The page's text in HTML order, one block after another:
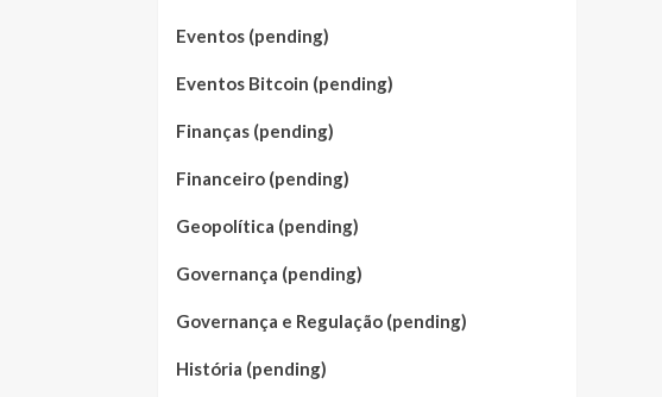
Eventos (pending)
Eventos Bitcoin (pending)
Finanças (pending)
Financeiro (pending)
Geopolítica (pending)
Governança (pending)
Governança e Regulação (pending)
História (pending)